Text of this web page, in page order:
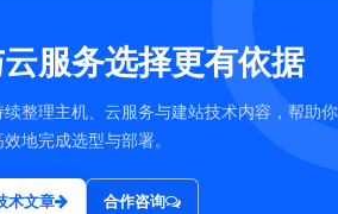
服务选择更有依据
整理主机、云服务与建站技术内容，帮助你
地完成选型与部署。
术文章 合作咨询